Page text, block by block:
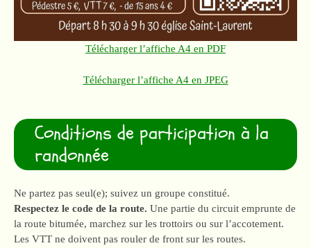
Télécharger l’affiche A4 en PDF
Télécharger l’affiche A4 en JPEG
Conditions de participation à la
randonnée
Ne partez pas seul(e); suivez un groupe constitué.
Respectez le code de la route. Une partie du circuit emprunte de
la route bitumée, marchez sur les trottoirs ou sur l’accotement.
Les VTT ne doivent pas rouler de front sur les routes.